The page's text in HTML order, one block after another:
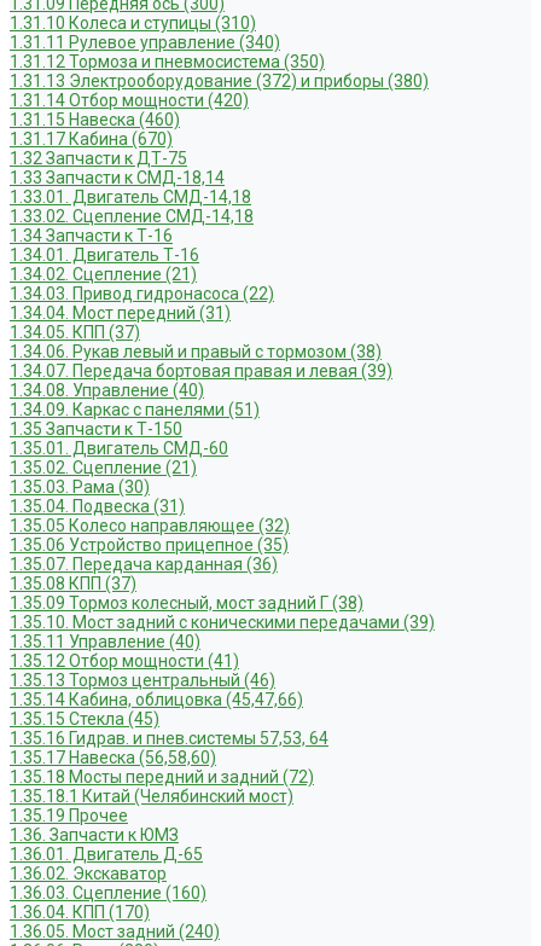
1.31.10 Колеса и ступицы (310)
1.31.11 Рулевое управление (340)
1.31.12 Тормоза и пневмосистема (350)
1.31.13 Электрооборудование (372) и приборы (380)
1.31.14 Отбор мощности (420)
1.31.15 Навеска (460)
1.31.17 Кабина (670)
1.32 Запчасти к ДТ-75
1.33 Запчасти к СМД-18,14
1.33.01. Двигатель СМД-14,18
1.33.02. Сцепление СМД-14,18
1.34 Запчасти к Т-16
1.34.01. Двигатель Т-16
1.34.02. Сцепление (21)
1.34.03. Привод гидронасоса (22)
1.34.04. Мост передний (31)
1.34.05. КПП (37)
1.34.06. Рукав левый и правый с тормозом (38)
1.34.07. Передача бортовая правая и левая (39)
1.34.08. Управление (40)
1.34.09. Каркас с панелями (51)
1.35 Запчасти к Т-150
1.35.01. Двигатель СМД-60
1.35.02. Сцепление (21)
1.35.03. Рама (30)
1.35.04. Подвеска (31)
1.35.05 Колесо направляющее (32)
1.35.06 Устройство прицепное (35)
1.35.07. Передача карданная (36)
1.35.08 КПП (37)
1.35.09 Тормоз колесный, мост задний Г (38)
1.35.10. Мост задний с коническими передачами (39)
1.35.11 Управление (40)
1.35.12 Отбор мощности (41)
1.35.13 Тормоз центральный (46)
1.35.14 Кабина, облицовка (45,47,66)
1.35.15 Стекла (45)
1.35.16 Гидрав. и пнев.системы 57,53, 64
1.35.17 Навеска (56,58,60)
1.35.18 Мосты передний и задний (72)
1.35.18.1 Китай (Челябинский мост)
1.35.19 Прочее
1.36. Запчасти к ЮМЗ
1.36.01. Двигатель Д-65
1.36.02. Экскаватор
1.36.03. Сцепление (160)
1.36.04. КПП (170)
1.36.05. Мост задний (240)